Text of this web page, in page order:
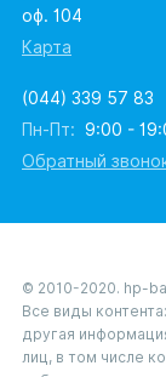
оф. 104
Карта
(044) 339 57 83
Пн-Пт: 9:00 -
Обратный
© 2010-2020. hp-
Все виды
другая
лиц, в том числе